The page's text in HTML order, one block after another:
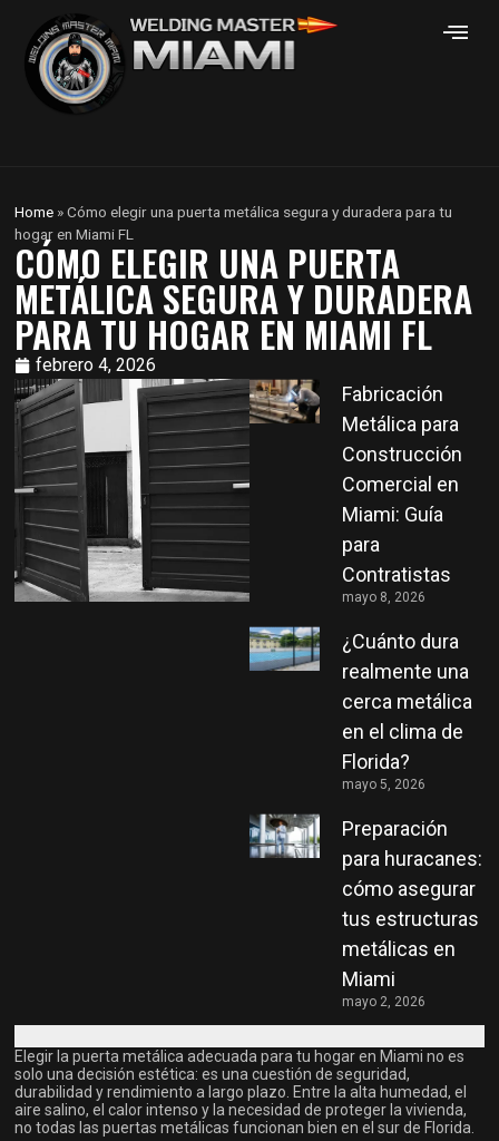
Home »Cómo elegir una puerta metálica segura y duradera para tu
hogar en Miami FL
CÓMO ELEGIR UNA PUERTA
METÁLICA SEGURA Y DURADERA
PARA TU HOGAR EN MIAMI FL
febrero 4, 2026
Fabricación
Metálica para
Construcción
Comercial en
Miami: Guía
para
Contratistas
mayo 8, 2026
¿Cuánto dura
realmente una
cerca metálica
en el clima de
Florida?
mayo 5, 2026
Preparación
para huracanes:
cómo asegurar
tus estructuras
metálicas en
Miami
mayo 2, 2026
Elegir la puerta metálica adecuada para tu hogar en Miami no es
solo una decisión estética: es una cuestión de seguridad,
durabilidad y rendimiento a largo plazo. Entre la alta humedad, el
aire salino, el calor intenso y la necesidad de proteger la vivienda,
no todas las puertas metálicas funcionan bien en el sur de Florida.